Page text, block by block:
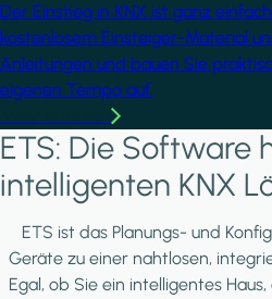
Der Einstieg in KNX ist ganz
kostenlosem Einsteiger-Material
Anleitungen und bauen Sie
eigenen Tempo auf.
ETS: Die Software
intelligenten KNX
ETS ist das Planungs- und
Geräte zu einer nahtlosen,
Egal, ob Sie ein intelligentes